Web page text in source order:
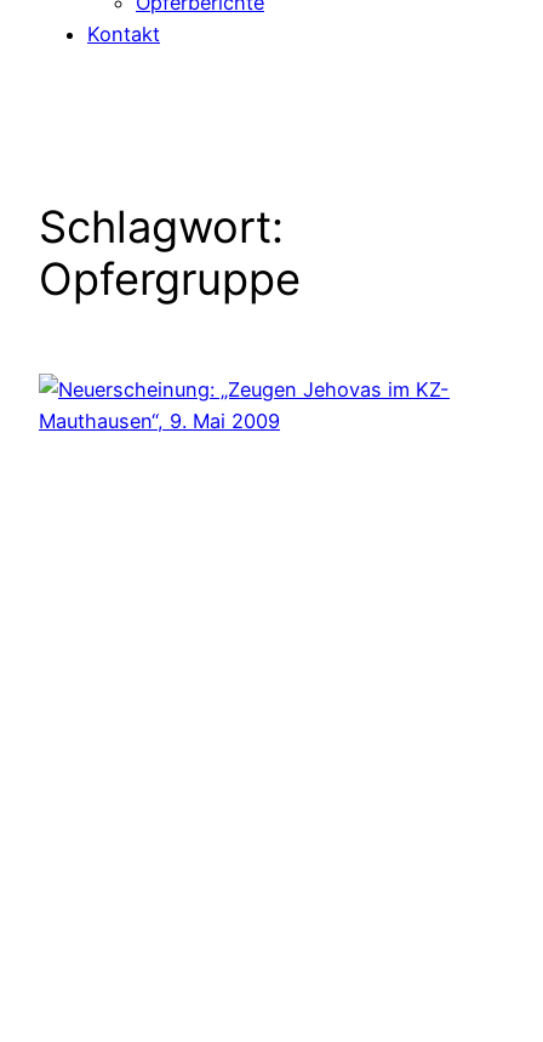
Kontakt
Schlagwort:
Opfergruppe